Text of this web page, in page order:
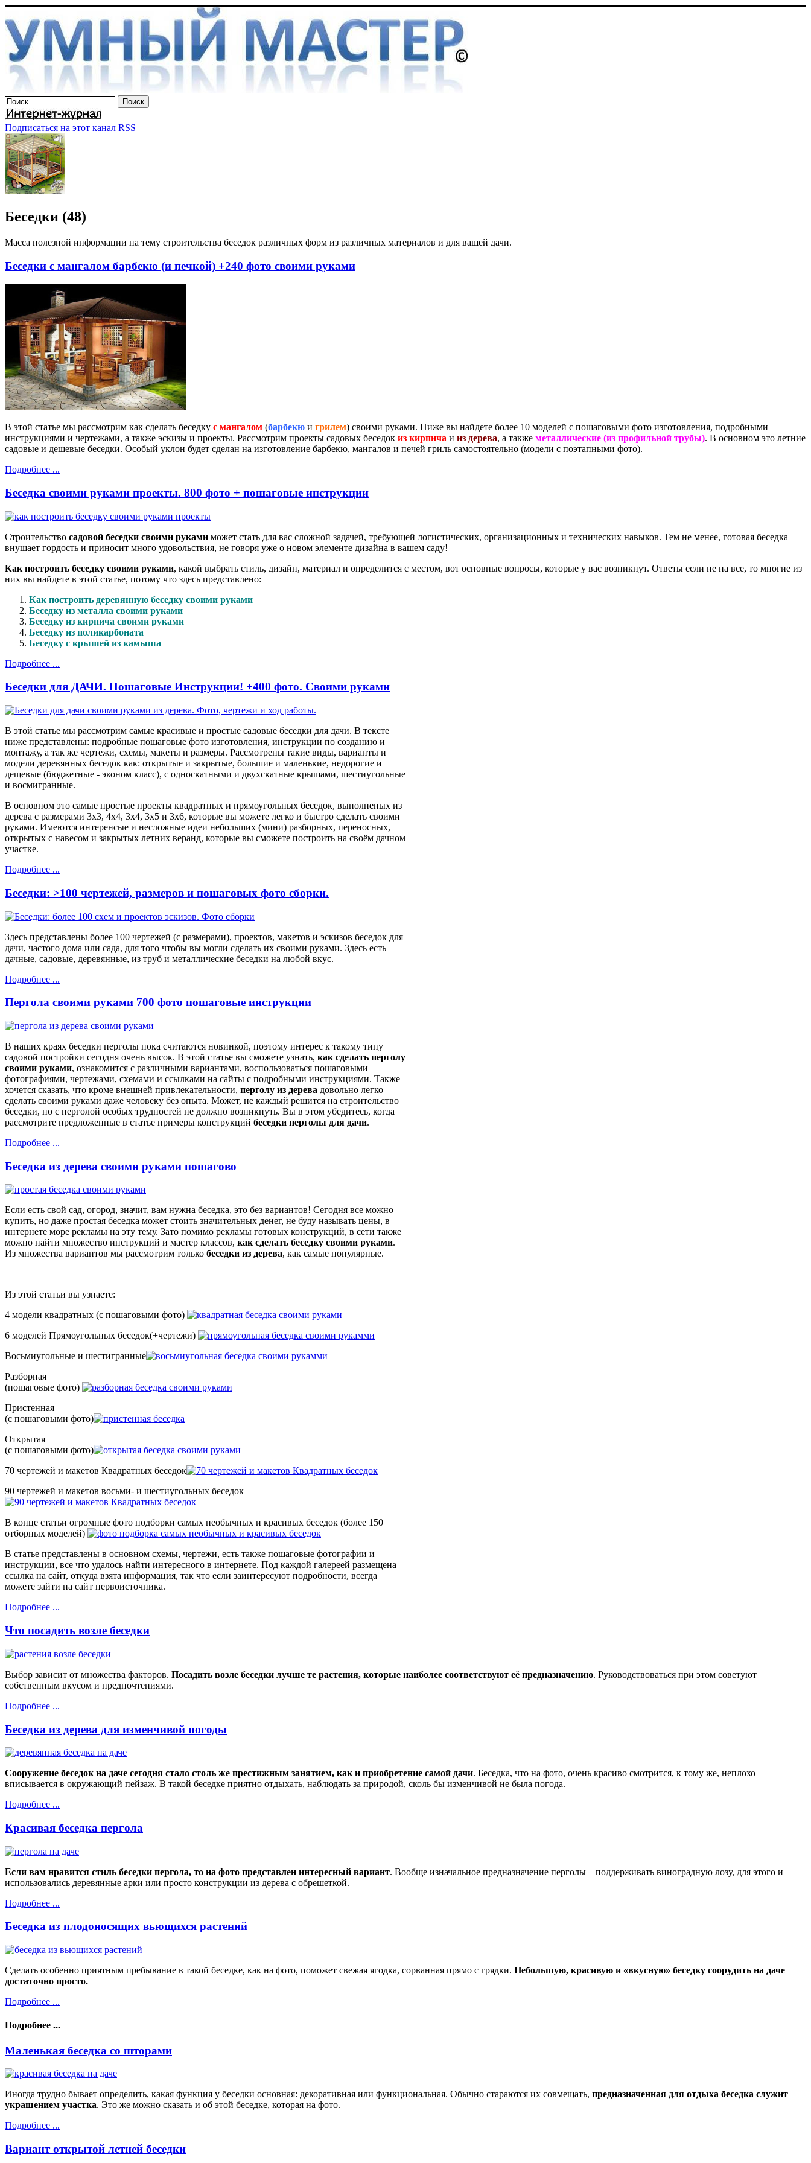
Подписаться на этот канал RSS
Беседки (48)
Масса полезной информации на тему строительства беседок различных форм из различных материалов и для вашей дачи.
Беседки с мангалом барбекю (и печкой) +240 фото своими руками
В этой статье мы рассмотрим как сделать беседку с мангалом (барбекю и грилем) своими руками. Ниже вы найдете более 10 моделей с пошаговыми фото изготовления, подробными
инструкциями и чертежами, а также эскизы и проекты. Рассмотрим проекты садовых беседок из кирпича и из дерева, а также металлические (из профильной трубы). В основном это летние
садовые и дешевые беседки. Особый уклон будет сделан на изготовление барбекю, мангалов и печей гриль самостоятельно (модели с поэтапными фото).
Подробнее ...
Беседка своими руками проекты. 800 фото + пошаговые инструкции
Строительство садовой беседки своими руками может стать для вас сложной задачей, требующей логистических, организационных и технических навыков. Тем не менее, готовая беседка
внушает гордость и приносит много удовольствия, не говоря уже о новом элементе дизайна в вашем саду!
Как построить беседку своими руками, какой выбрать стиль, дизайн, материал и определится с местом, вот основные вопросы, которые у вас возникнут. Ответы если не на все, то многие из
них вы найдете в этой статье, потому что здесь представлено:
Как построить деревянную беседку своими руками
Беседку из металла своими руками
Беседку из кирпича своими руками
Беседку из поликарбоната
Беседку с крышей из камыша
Подробнее ...
Беседки для ДАЧИ. Пошаговые Инструкции! +400 фото. Своими руками
В этой статье мы рассмотрим самые красивые и простые садовые беседки для дачи. В тексте
ниже представлены: подробные пошаговые фото изготовления, инструкции по созданию и
монтажу, а так же чертежи, схемы, макеты и размеры. Рассмотрены такие виды, варианты и
модели деревянных беседок как: открытые и закрытые, большие и маленькие, недорогие и
дещевые (бюджетные - эконом класс), с односкатными и двухскатные крышами, шестиугольные
и восмигранные.
В основном это самые простые проекты квадратных и прямоугольных беседок, выполненых из
дерева с размерами 3х3, 4х4, 3х4, 3х5 и 3х6, которые вы можете легко и быстро сделать своими
руками. Имеются интеренсые и несложные идеи небольших (мини) разборных, переносных,
открытых с навесом и закрытых летних веранд, которые вы сможете построить на своём дачном
участке.
Подробнее ...
Беседки: >100 чертежей, размеров и пошаговых фото сборки.
Здесь представлены более 100 чертежей (с размерами), проектов, макетов и эскизов беседок для
дачи, частого дома или сада, для того чтобы вы могли сделать их своими руками. Здесь есть
дачные, садовые, деревянные, из труб и металлические беседки на любой вкус.
Подробнее ...
Пергола своими руками 700 фото пошаговые инструкции
В наших краях беседки перголы пока считаются новинкой, поэтому интерес к такому типу
садовой постройки сегодня очень высок. В этой статье вы сможете узнать, как сделать перголу
своими руками, ознакомится с различными вариантами, воспользоваться пошаговыми
фотографиями, чертежами, схемами и ссылками на сайты с подробными инструкциями. Также
хочется сказать, что кроме внешней привлекательности, перголу из дерева довольно легко
сделать своими руками даже человеку без опыта. Может, не каждый решится на строительство
беседки, но с перголой особых трудностей не должно возникнуть. Вы в этом убедитесь, когда
рассмотрите предложенные в статье примеры конструкций беседки перголы для дачи.
Подробнее ...
Беседка из дерева своими руками пошагово
Если есть свой сад, огород, значит, вам нужна беседка, это без вариантов! Сегодня все можно
купить, но даже простая беседка может стоить значительных денег, не буду называть цены, в
интернете море рекламы на эту тему. Зато помимо рекламы готовых конструкций, в сети также
можно найти множество инструкций и мастер классов, как сделать беседку своими руками.
Из множества вариантов мы рассмотрим только беседки из дерева, как самые популярные.
Из этой статьи вы узнаете:
4 модели квадратных (с пошаговыми фото)
6 моделей Прямоугольных беседок(+чертежи)
Восьмиугольные и шестигранные
Разборная
(пошаговые фото)
Пристенная
(с пошаговыми фото)
Открытая
(с пошаговыми фото)
70 чертежей и макетов Квадратных беседок
90 чертежей и макетов восьми- и шестиугольных беседок
В конце статьи огромные фото подборки самых необычных и красивых беседок (более 150
отборных моделей)
В статье представлены в основном схемы, чертежи, есть также пошаговые фотографии и
инструкции, все что удалось найти интересного в интернете. Под каждой галереей размещена
ссылка на сайт, откуда взята информация, так что если заинтересуют подробности, всегда
можете зайти на сайт первоисточника.
Подробнее ...
Что посадить возле беседки
Выбор зависит от множества факторов. Посадить возле беседки лучше те растения, которые наиболее соответствуют её предназначению. Руководствоваться при этом советуют
собственным вкусом и предпочтениями.
Подробнее ...
Беседка из дерева для изменчивой погоды
Сооружение беседок на даче сегодня стало столь же престижным занятием, как и приобретение самой дачи. Беседка, что на фото, очень красиво смотрится, к тому же, неплохо
вписывается в окружающий пейзаж. В такой беседке приятно отдыхать, наблюдать за природой, сколь бы изменчивой не была погода.
Подробнее ...
Красивая беседка пергола
Если вам нравится стиль беседки пергола, то на фото представлен интересный вариант. Вообще изначальное предназначение перголы – поддерживать виноградную лозу, для этого и
использовались деревянные арки или просто конструкции из дерева с обрешеткой.
Подробнее ...
Беседка из плодоносящих вьющихся растений
Сделать особенно приятным пребывание в такой беседке, как на фото, поможет свежая ягодка, сорванная прямо с грядки. Небольшую, красивую и «вкусную» беседку соорудить на даче
достаточно просто.
Подробнее ...
Подробнее ...
Маленькая беседка со шторами
Иногда трудно бывает определить, какая функция у беседки основная: декоративная или функциональная. Обычно стараются их совмещать, предназначенная для отдыха беседка служит
украшением участка. Это же можно сказать и об этой беседке, которая на фото.
Подробнее ...
Вариант открытой летней беседки